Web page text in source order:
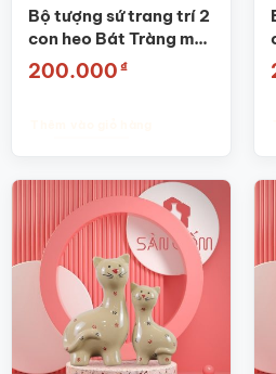
Bộ tượng sứ trang trí 2
con heo Bát Tràng màu
nâu SG-TT15
200.000 ₫